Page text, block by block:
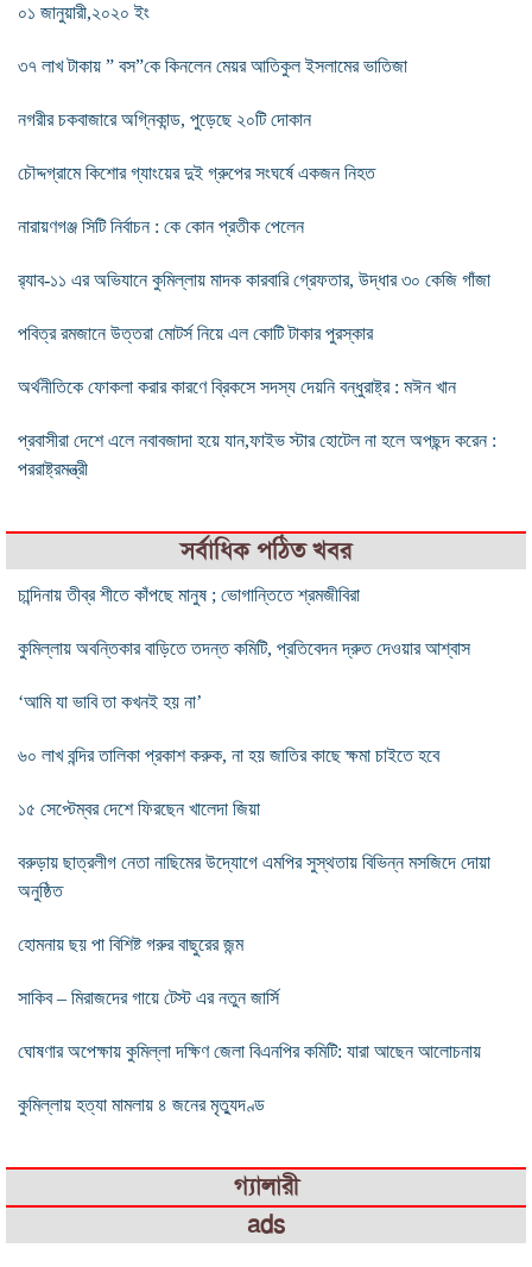
০১ জানুয়ারী,২০২০ ইং
৩৭ লাখ টাকায় ” বস”কে কিনলেন মেয়র আতিকুল ইসলামের ভাতিজা
নগরীর চকবাজারে অগ্নিকান্ড, পুড়েছে ২০টি দোকান
চৌদ্দগ্রামে কিশোর গ্যাংয়ের দুই গ্রুপের সংঘর্ষে একজন নিহত
নারায়ণগঞ্জ সিটি নির্বাচন : কে কোন প্রতীক পেলেন
র‌্যাব-১১ এর অভিযানে কুমিল্লায় মাদক কারবারি গ্রেফতার, উদ্ধার ৩০ কেজি গাঁজা
পবিত্র রমজানে উত্তরা মোটর্স নিয়ে এল কোটি টাকার পুরস্কার
অর্থনীতিকে ফোকলা করার কারণে ব্রিকসে সদস্য দেয়নি বন্ধুরাষ্ট্র : মঈন খান
প্রবাসীরা দেশে এলে নবাবজাদা হয়ে যান,ফাইভ স্টার হোটেল না হলে অপছন্দ করেন :
পররাষ্ট্রমন্ত্রী
সর্বাধিক পঠিত খবর
চান্দিনায় তীব্র শীতে কাঁপছে মানুষ ; ভোগান্তিতে শ্রমজীবিরা
কুমিল্লায় অবন্তিকার বাড়িতে তদন্ত কমিটি, প্রতিবেদন দ্রুত দেওয়ার আশ্বাস
‘আমি যা ভাবি তা কখনই হয় না’
৬০ লাখ বন্দির তালিকা প্রকাশ করুক, না হয় জাতির কাছে ক্ষমা চাইতে হবে
১৫ সেপ্টেম্বর দেশে ফিরছেন খালেদা জিয়া
বরুড়ায় ছাত্রলীগ নেতা নাছিমের উদ্যোগে এমপির সুস্থতায় বিভিন্ন মসজিদে দোয়া
অনুষ্ঠিত
হোমনায় ছয় পা বিশিষ্ট গরুর বাছুরের জন্ম
সাকিব – মিরাজদের গায়ে টেস্ট এর নতুন জার্সি
ঘোষণার অপেক্ষায় কুমিল্লা দক্ষিণ জেলা বিএনপির কমিটি: যারা আছেন আলোচনায়
কুমিল্লায় হত্যা মামলায় ৪ জনের মৃত্যুদণ্ড
গ্যালারী
ads